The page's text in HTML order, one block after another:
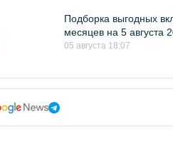
Подборка выгодных
месяцев на 5 августа
05 августа 18:07